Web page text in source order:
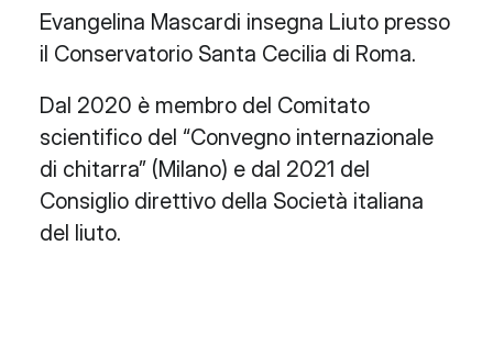
Evangelina Mascardi insegna Liuto presso
il Conservatorio Santa Cecilia di Roma.
Dal 2020 è membro del Comitato
scientifico del “Convegno internazionale
di chitarra” (Milano) e dal 2021 del
Consiglio direttivo della Società italiana
del liuto.